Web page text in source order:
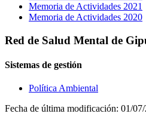
Memoria de Actividades 2021
Memoria de Actividades 2020
Red de Salud Mental de
Sistemas de gestión
Política Ambiental
Fecha de última modificación: 01/